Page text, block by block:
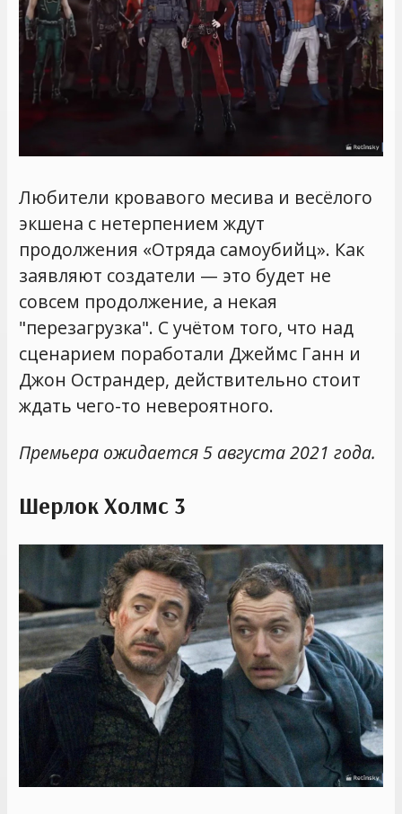
Любители кровавого месива и весёлого
экшена с нетерпением ждут
продолжения «Отряда самоубийц». Как
заявляют создатели — это будет не
совсем продолжение, а некая
"перезагрузка". С учётом того, что над
сценарием поработали Джеймс Ганн и
Джон Острандер, действительно стоит
ждать чего-то невероятного.
Премьера ожидается 5 августа 2021 года.
Шерлок Холмс 3